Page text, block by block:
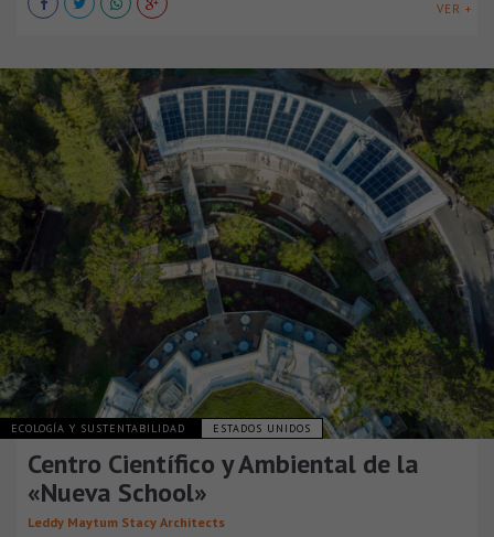
VER +
ECOLOGÍA Y SUSTENTABILIDAD ESTADOS UNIDOS
Centro Científico y Ambiental de la
«Nueva School»
Leddy Maytum Stacy Architects